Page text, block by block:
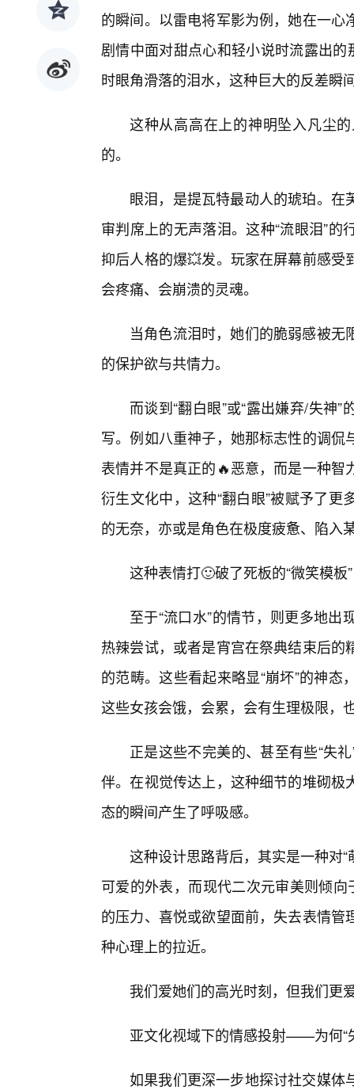
的瞬间。以雷电将军影为例，她在一
剧情中面对甜点心和轻小说时流露出
时眼角滑落的泪水，这种巨大的反差瞬
这种从高高在上的神明坠入凡尘
的。
眼泪，是提瓦特最动人的琥珀。
审判席上的无声落泪。这种“流眼泪”
抑后人格的爆💥发。玩家在屏幕前感
会疼痛、会崩溃的灵魂。
当角色流泪时，她们的脆弱感被
的保护欲与共情力。
而谈到“翻白眼”或“露出嫌弃/失神
写。例如八重神子，她那标志性的调
表情并不是真正的🔥恶意，而是一种
衍生文化中，这种“翻白眼”被赋予了
的无奈，亦或是角色在极度疲惫、陷入
这种表情打🙂破了死板的“微笑模
至于“流口水”的情节，则更多地
热辣尝试，或者是宵宫在祭典结束后
的范畴。这些看起来略显“崩坏”的神
这些女孩会饿，会累，会有生理极限，
正是这些不完美的、甚至有些“失
伴。在视觉传达上，这种细节的堆砌
态的瞬间产生了呼吸感。
这种设计思路背后，其实是一种对
可爱的外表，而现代二次元审美则倾
的压力、喜悦或欲望面前，失去表情
种心理上的拉近。
我们爱她们的高光时刻，但我们更
亚文化视域下的情感投射——为何“
如果我们更深一步地探讨社交媒体